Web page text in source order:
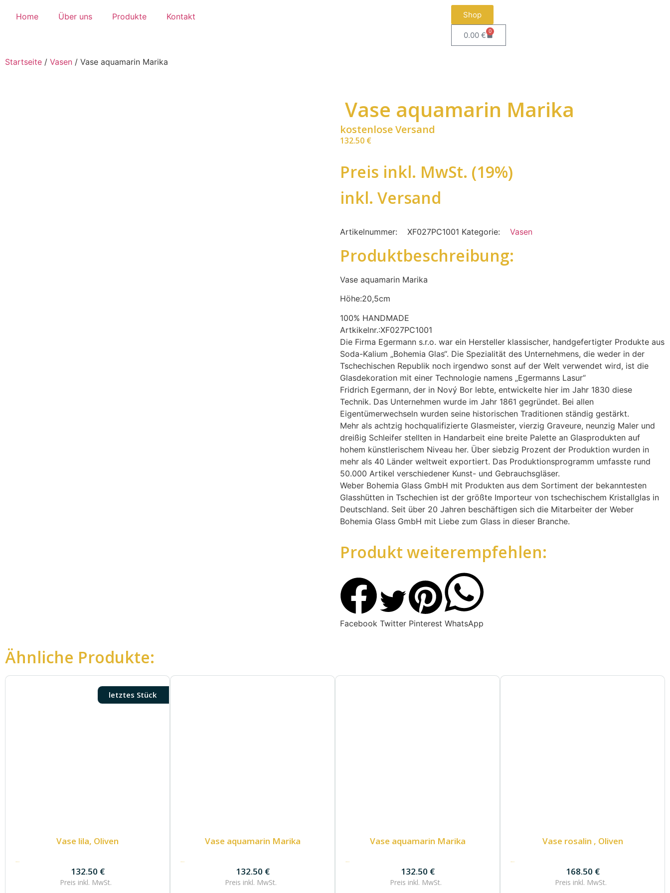
Home Über uns Produkte Kontakt Shop
0.00€ 0
Startseite / Vasen / Vase aquamarin Marika
Vase aquamarin Marika
kostenlose Versand
132.50 €
Preis inkl. MwSt. (19%)
inkl. Versand
Artikelnummer: XF027PC1001 Kategorie: Vasen
Produktbeschreibung:
Vase aquamarin Marika
Höhe:20,5cm
100% HANDMADE
Artkikelnr.:XF027PC1001
Die Firma Egermann s.r.o. war ein Hersteller klassischer, handgefertigter Produkte aus
Soda-Kalium „Bohemia Glas“. Die Spezialität des Unternehmens, die weder in der
Tschechischen Republik noch irgendwo sonst auf der Welt verwendet wird, ist die
Glasdekoration mit einer Technologie namens „Egermanns Lasur“
Fridrich Egermann, der in Nový Bor lebte, entwickelte hier im Jahr 1830 diese
Technik. Das Unternehmen wurde im Jahr 1861 gegründet. Bei allen
Eigentümerwechseln wurden seine historischen Traditionen ständig gestärkt.
Mehr als achtzig hochqualifizierte Glasmeister, vierzig Graveure, neunzig Maler und
dreißig Schleifer stellten in Handarbeit eine breite Palette an Glasprodukten auf
hohem künstlerischem Niveau her. Über siebzig Prozent der Produktion wurden in
mehr als 40 Länder weltweit exportiert. Das Produktionsprogramm umfasste rund
50.000 Artikel verschiedener Kunst- und Gebrauchsgläser.
Weber Bohemia Glass GmbH mit Produkten aus dem Sortiment der bekanntesten
Glasshütten in Tschechien ist der größte Importeur von tschechischem Kristallglas in
Deutschland. Seit über 20 Jahren beschäftigen sich die Mitarbeiter der Weber
Bohemia Glass GmbH mit Liebe zum Glass in dieser Branche.
Produkt weiterempfehlen:
Facebook Twitter Pinterest WhatsApp
Ähnliche Produkte:
letztes Stück
Vase lila, Oliven
132.50 €
132.50 €
Preis inkl. MwSt.
Vase aquamarin Marika
132.50 €
132.50 €
Preis inkl. MwSt.
Vase aquamarin Marika
132.50 €
132.50 €
Preis inkl. MwSt.
Vase rosalin , Oliven
168.50 €
168.50 €
Preis inkl. MwSt.